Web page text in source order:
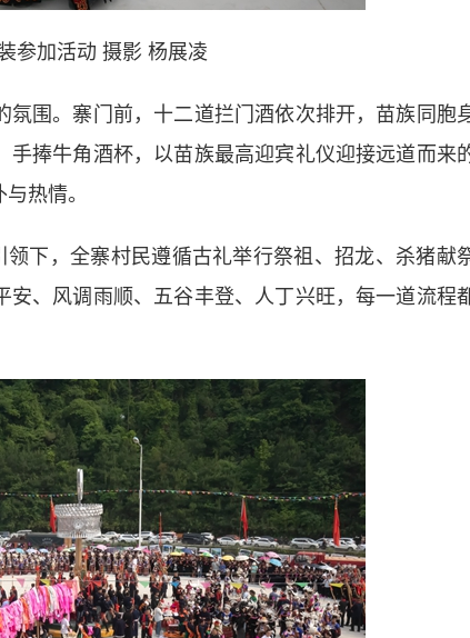
参加活动 摄影 杨展凌
围。寨门前，十二道拦门酒依次排开，苗族同胞
捧牛角酒杯，以苗族最高迎宾礼仪迎接远道而来
热情。
下，全寨村民遵循古礼举行祭祖、招龙、杀猪献
、风调雨顺、五谷丰登、人丁兴旺，每一道流程